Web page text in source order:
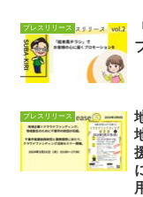
プレスリリース
プレスリリース